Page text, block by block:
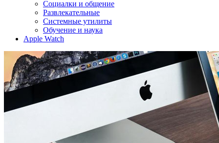
Социалки и общение
Развлекательные
Системные утилиты
Обучение и наука
Apple Watch